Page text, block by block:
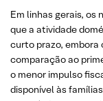
Em linhas gerais, os
que a atividade
curto prazo, embora
comparação ao
o menor impulso
disponível às